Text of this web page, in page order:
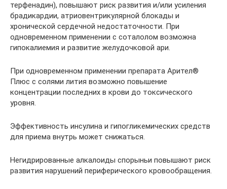
терфенадин), повышают риск развития и/или усиления
брадикардии, атриовентрикулярной блокады и
хронической сердечной недостаточности. При
одновременном применении с соталолом возможна
гипокалиемия и развитие желудочковой ари.
При одновременном применении препарата Арител®
Плюс с солями лития возможно повышение
концентрации последних в крови до токсического
уровня.
Эффективность инсулина и гипогликемических средств
для приема внутрь может снижаться.
Негидрированные алкалоиды спорыньи повышают риск
развития нарушений периферического кровообращения.